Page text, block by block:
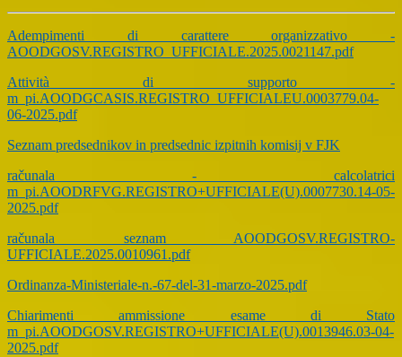
Adempimenti di carattere organizzativo -
AOODGOSV.REGISTRO_UFFICIALE.2025.0021147.pdf
Attività di supporto -
m_pi.AOODGCASIS.REGISTRO_UFFICIALEU.0003779.04-
06-2025.pdf
Seznam predsednikov in predsednic izpitnih komisij v FJK
računala - calcolatrici
m_pi.AOODRFVG.REGISTRO+UFFICIALE(U).0007730.14-05-
2025.pdf
računala seznam AOODGOSV.REGISTRO-
UFFICIALE.2025.0010961.pdf
Ordinanza-Ministeriale-n.-67-del-31-marzo-2025.pdf
Chiarimenti ammissione esame di Stato
m_pi.AOODGOSV.REGISTRO+UFFICIALE(U).0013946.03-04-
2025.pdf